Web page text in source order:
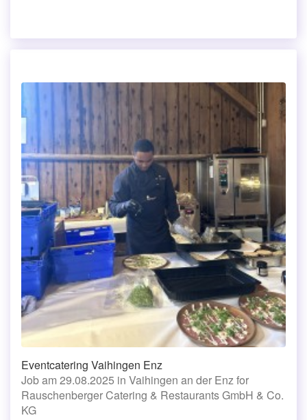
Eventcatering Vaihingen Enz
Job am 29.08.2025 in Vaihingen an der Enz for
Rauschenberger Catering & Restaurants GmbH & Co.
KG